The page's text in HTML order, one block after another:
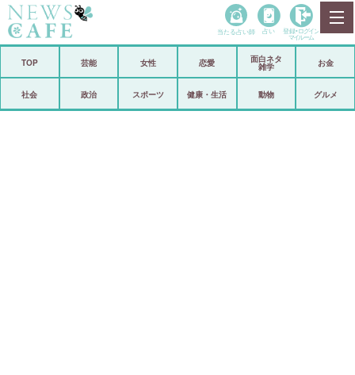
政治
当たる占い師 占い 登録• ログイン
マイルーム
TOP 芸能 女性 恋愛
面白ネタ
雑学
お金
社会 政治 スポーツ 健康・生活 動物 グルメ